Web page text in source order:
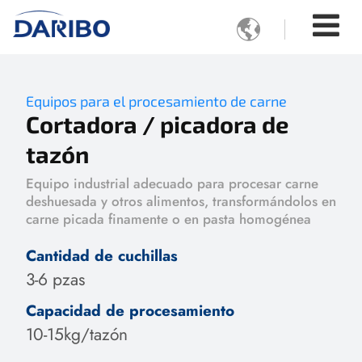

Equipos para el procesamiento de carne
Cortadora / picadora de
tazón
Equipo industrial adecuado para procesar carne
deshuesada y otros alimentos, transformándolos en
carne picada finamente o en pasta homogénea
Cantidad de cuchillas
3-6 pzas
Capacidad de procesamiento
10-15kg/tazón